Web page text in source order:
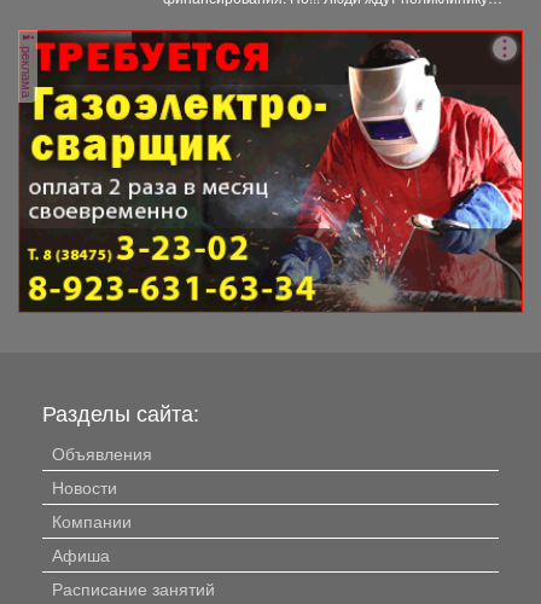
реклама
Разделы сайта:
Объявления
Новости
Компании
Афиша
Расписание занятий